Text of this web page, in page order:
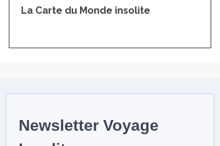
La Carte du Monde insolite
Newsletter Voyage